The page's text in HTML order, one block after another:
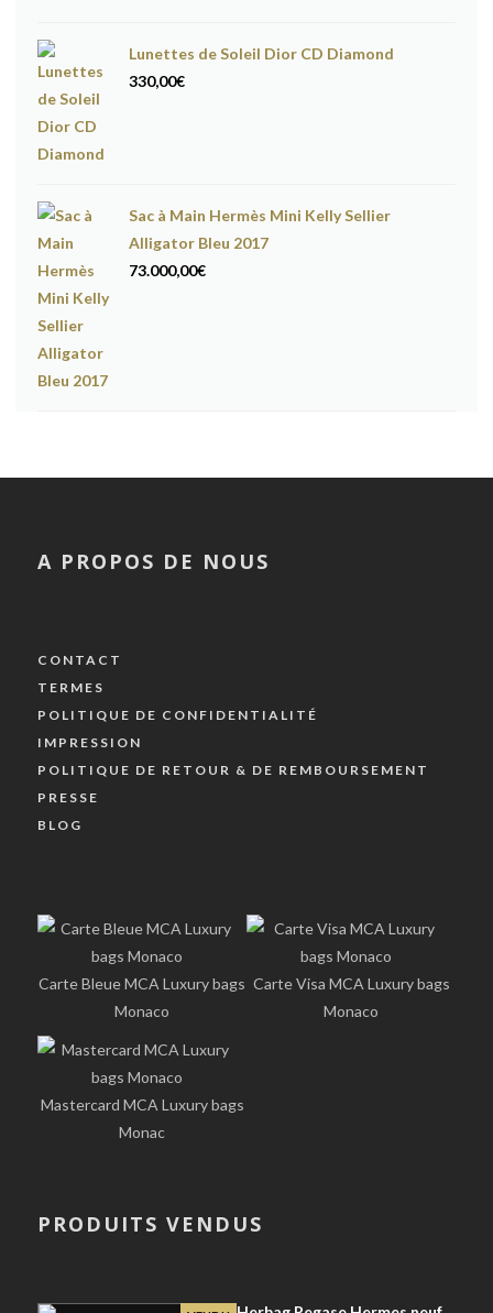
Lunettes de Soleil Dior CD Diamond
330,00€
Sac à Main Hermès Mini Kelly Sellier
Alligator Bleu 2017
73.000,00€
A PROPOS DE NOUS
CONTACT
TERMES
POLITIQUE DE CONFIDENTIALITÉ
IMPRESSION
POLITIQUE DE RETOUR & DE REMBOURSEMENT
PRESSE
BLOG
Carte Bleue MCA Luxury bags
Monaco
Carte Visa MCA Luxury bags
Monaco
Mastercard MCA Luxury bags
Monac
PRODUITS VENDUS